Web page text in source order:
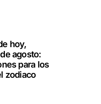
hoy,
agosto:
para los
zodiaco